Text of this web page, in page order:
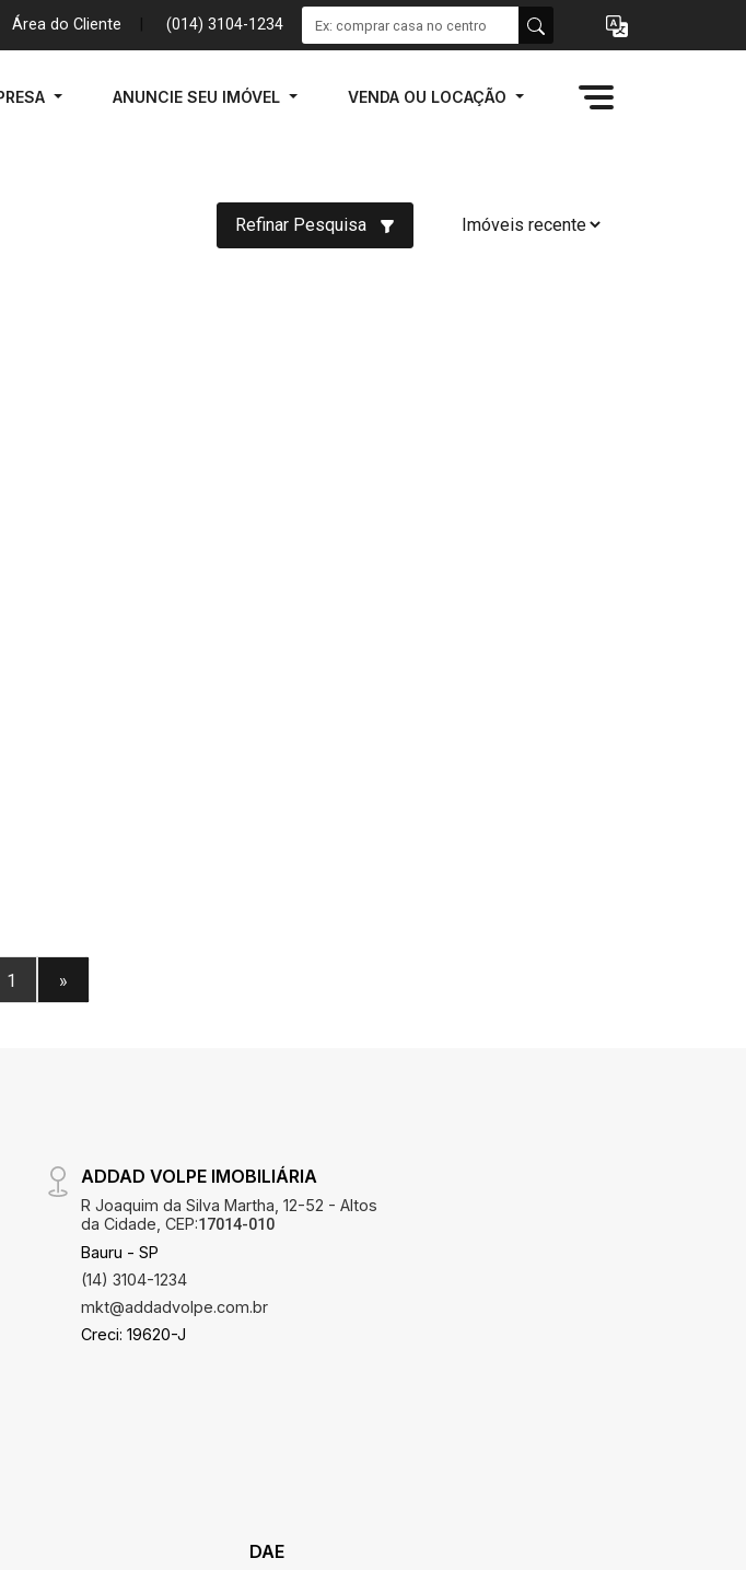
Área do Cliente (014) 3104-1234
ANUNCIE SEU IMÓVEL VENDA OU LOCAÇÃO
Refinar Pesquisa
1 »
ADDAD VOLPE IMOBILIÁRIA
R Joaquim da Silva Martha, 12-52 - Altos
da Cidade, CEP:17014-010
Bauru - SP
(14) 3104-1234
mkt@addadvolpe.com.br
Creci: 19620-J
DAE